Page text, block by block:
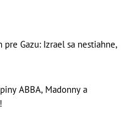
Gazu: Izrael sa nestiahne,
ABBA, Madonny a